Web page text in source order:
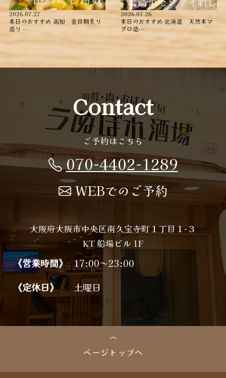
2026.07.27
本日のおすすめ ︎高知 金目鯛炙り
造り ︎…
2026.07.26
本日のおすすめ ︎北海道 天然本マ
グロ造…
Contact
ご予約はこちら
070-4402-1289
WEBでのご予約
大阪府大阪市中央区南久宝寺町１丁目１−３
KT 船場ビル 1F
《営業時間》 17:00～23:00
《定休日》 土曜日
ページトップへ